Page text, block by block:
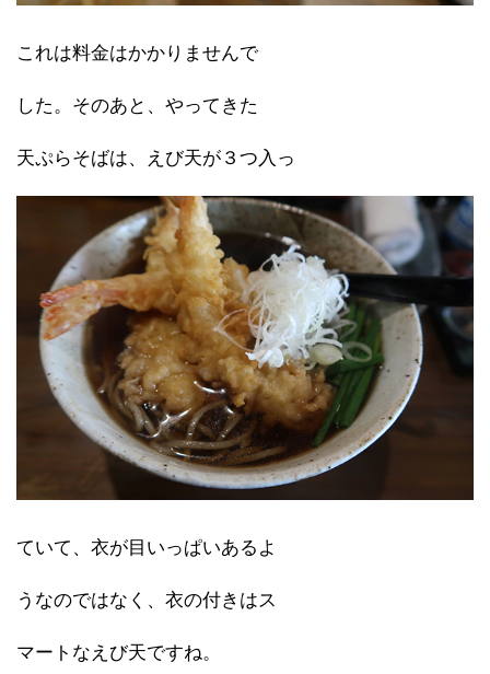
これは料金はかかりませんで
した。そのあと、やってきた
天ぷらそばは、えび天が３つ入っ
ていて、衣が目いっぱいあるよ
うなのではなく、衣の付きはス
マートなえび天ですね。